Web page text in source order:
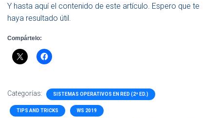
Y hasta aquí el contenido de este artículo. Espero que te
haya resultado útil.
Compártelo:
Categorías: SISTEMAS OPERATIVOS EN RED (2ª ED.)
TIPS AND TRICKS WS 2019